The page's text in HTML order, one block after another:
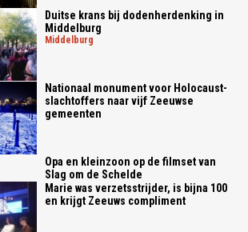
Duitse krans bij dodenherdenking in
Middelburg
middelburg
Nationaal monument voor Holocaust-
slachtoffers naar vijf Zeeuwse
gemeenten
Opa en kleinzoon op de filmset van
Slag om de Schelde
Marie was verzetsstrijder, is bijna 100
en krijgt Zeeuws compliment